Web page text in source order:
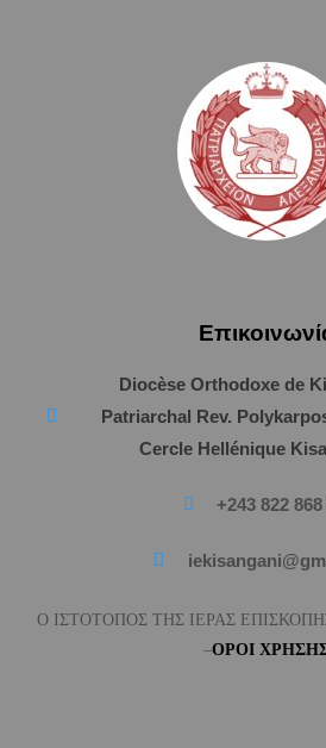
Diocèse Orthodoxe de
Patriarchal Rev.
Cercle Hellénique
+243 822
Ο ΙΣΤΟΤΟΠΟΣ ΤΗΣ ΙΕΡΑΣ
–ΟΡΟΙ